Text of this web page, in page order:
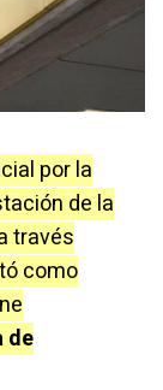
por la
de la
través
como
de